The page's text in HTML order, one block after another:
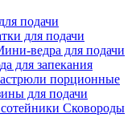
подачи
для подачи
ведра для подачи
для запекания
порционные
для подачи
Сковороды